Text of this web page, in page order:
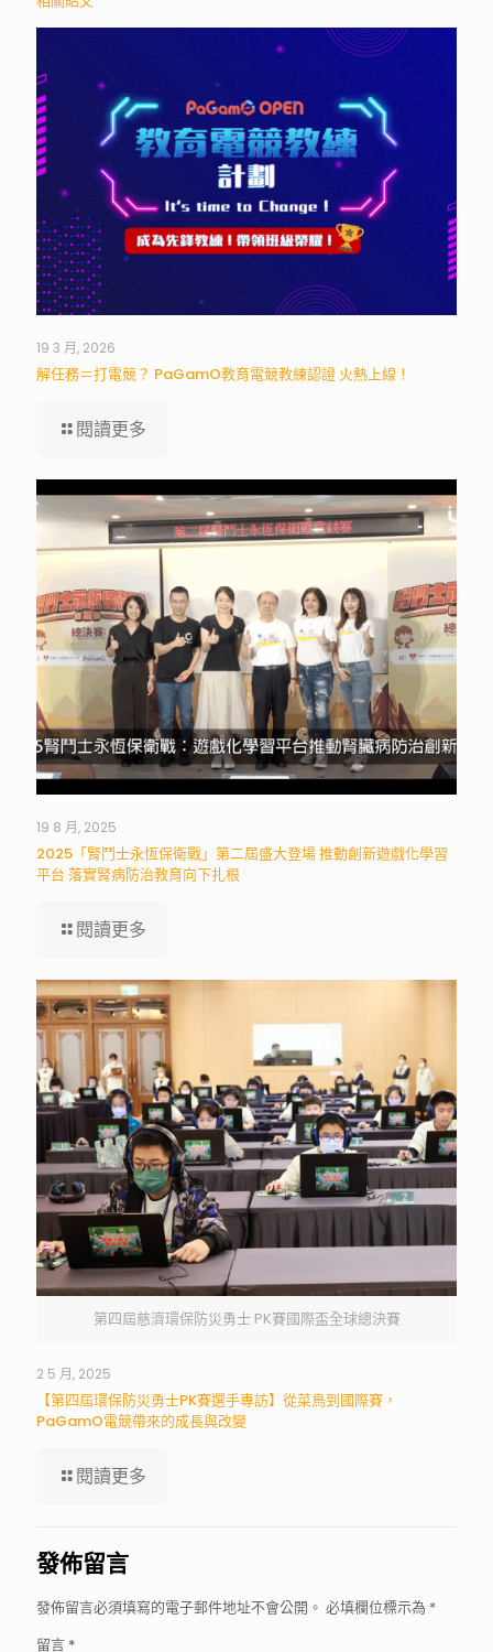
19 3 月, 2026
解任務＝打電競？ PaGamO教育電競教練認證 火熱上線！
閱讀更多
19 8 月, 2025
2025「腎鬥士永恆保衛戰」第二屆盛大登場 推動創新遊戲化學習
平台 落實腎病防治教育向下扎根
閱讀更多
第四屆慈濟環保防災勇士 PK賽國際盃全球總決賽
2 5 月, 2025
【第四屆環保防災勇士PK賽選手專訪】從菜鳥到國際賽，
PaGamO電競帶來的成長與改變
閱讀更多
發佈留言
發佈留言必須填寫的電子郵件地址不會公開。 必填欄位標示為 *
留言 *